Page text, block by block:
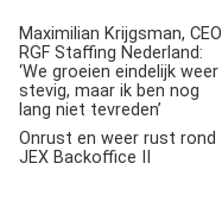
Maximilian Krijgsman, CEO
RGF Staffing Nederland:
‘We groeien eindelijk weer
stevig, maar ik ben nog
lang niet tevreden’
Onrust en weer rust rond
JEX Backoffice II